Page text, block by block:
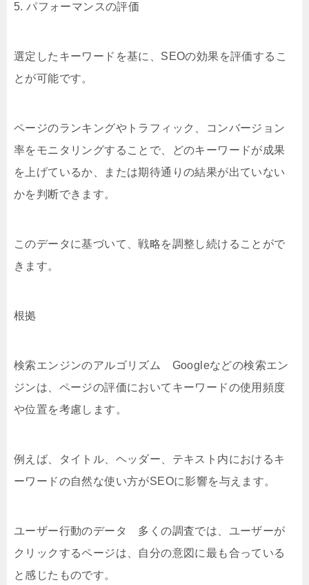
5. パフォーマンスの評価
選定したキーワードを基に、SEOの効果を評価するこ
とが可能です。
ページのランキングやトラフィック、コンバージョン
率をモニタリングすることで、どのキーワードが成果
を上げているか、または期待通りの結果が出ていない
かを判断できます。
このデータに基づいて、戦略を調整し続けることがで
きます。
根拠
検索エンジンのアルゴリズム Googleなどの検索エン
ジンは、ページの評価においてキーワードの使用頻度
や位置を考慮します。
例えば、タイトル、ヘッダー、テキスト内におけるキ
ーワードの自然な使い方がSEOに影響を与えます。
ユーザー行動のデータ 多くの調査では、ユーザーが
クリックするページは、自分の意図に最も合っている
と感じたものです。